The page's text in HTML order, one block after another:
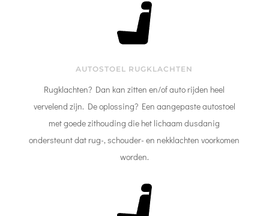
AUTOSTOEL RUGKLACHTEN
Rugklachten? Dan kan zitten en/of auto rijden heel
vervelend zijn. De oplossing? Een aangepaste autostoel
met goede zithouding die het lichaam dusdanig
ondersteunt dat rug-, schouder- en nekklachten voorkomen
worden.